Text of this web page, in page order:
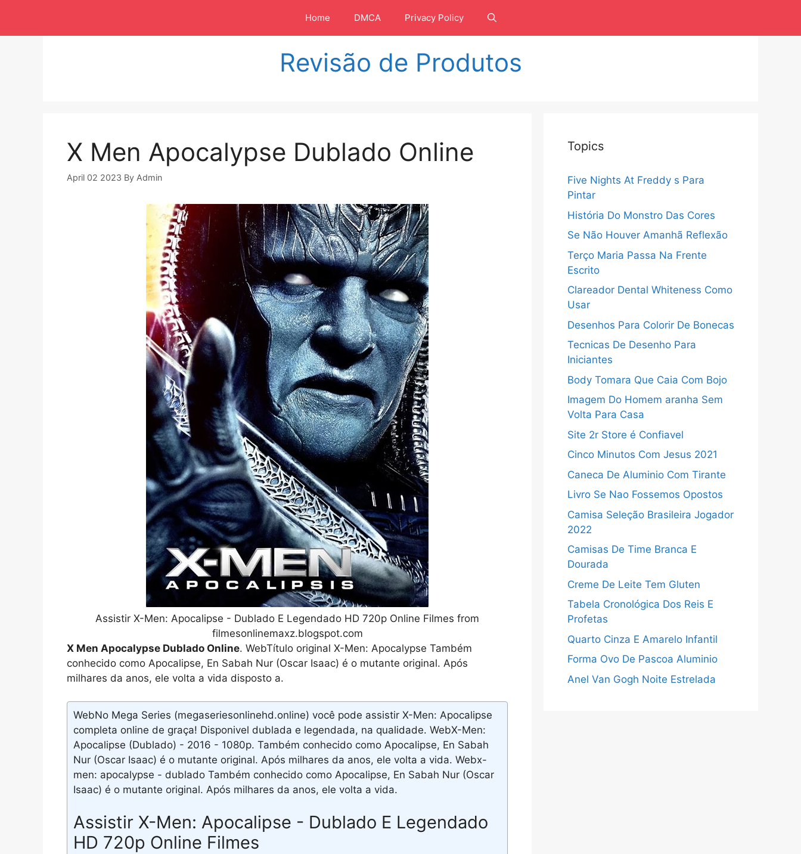
isi
Home DMCA Privacy Policy
Revisão de Produtos
X Men Apocalypse Dublado Online
April 02 2023 By Admin
Assistir X-Men: Apocalipse - Dublado E Legendado HD 720p Online Filmes from
filmesonlinemaxz.blogspot.com
X Men Apocalypse Dublado Online. WebTítulo original X-Men: Apocalypse Também
conhecido como Apocalipse, En Sabah Nur (Oscar Isaac) é o mutante original. Após
milhares da anos, ele volta a vida disposto a.
WebNo Mega Series (megaseriesonlinehd.online) você pode assistir X-Men: Apocalipse
completa online de graça! Disponivel dublada e legendada, na qualidade. WebX-Men:
Apocalipse (Dublado) - 2016 - 1080p. Também conhecido como Apocalipse, En Sabah
Nur (Oscar Isaac) é o mutante original. Após milhares da anos, ele volta a vida. Webx-
men: apocalypse - dublado Também conhecido como Apocalipse, En Sabah Nur (Oscar
Isaac) é o mutante original. Após milhares da anos, ele volta a vida.
Assistir X-Men: Apocalipse - Dublado E Legendado
HD 720p Online Filmes
Topics
Five Nights At Freddy s Para
Pintar
História Do Monstro Das Cores
Se Não Houver Amanhã Reflexão
Terço Maria Passa Na Frente
Escrito
Clareador Dental Whiteness Como
Usar
Desenhos Para Colorir De Bonecas
Tecnicas De Desenho Para
Iniciantes
Body Tomara Que Caia Com Bojo
Imagem Do Homem aranha Sem
Volta Para Casa
Site 2r Store é Confiavel
Cinco Minutos Com Jesus 2021
Caneca De Aluminio Com Tirante
Livro Se Nao Fossemos Opostos
Camisa Seleção Brasileira Jogador
2022
Camisas De Time Branca E
Dourada
Creme De Leite Tem Gluten
Tabela Cronológica Dos Reis E
Profetas
Quarto Cinza E Amarelo Infantil
Forma Ovo De Pascoa Aluminio
Anel Van Gogh Noite Estrelada